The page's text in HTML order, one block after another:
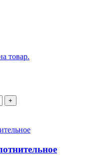
товар.